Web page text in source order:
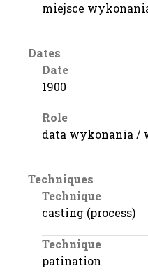
miejsce
Dates
Date
1900
Role
data wykonania /
Techniques
Technique
casting (process)
Technique
patination